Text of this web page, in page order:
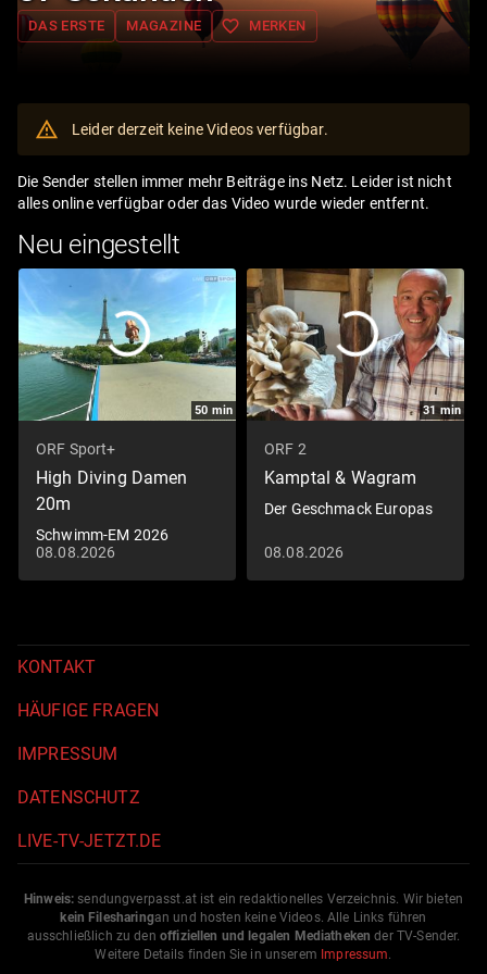
DAS ERSTE MAGAZINE favorite_border MERKEN
Leider derzeit keine Videos verfügbar.
Die Sender stellen immer mehr Beiträge ins Netz. Leider ist nicht
alles online verfügbar oder das Video wurde wieder entfernt.
Neu eingestellt
50 min
ORF Sport+
High Diving Damen
20m
Schwimm-EM 2026
08.08.2026
31 min
ORF 2
Kamptal & Wagram
Der Geschmack Europas
08.08.2026
KONTAKT
HÄUFIGE FRAGEN
IMPRESSUM
DATENSCHUTZ
LIVE-TV-JETZT.DE
Hinweis: sendungverpasst.at ist ein redaktionelles Verzeichnis. Wir bieten
kein Filesharingan und hosten keine Videos. Alle Links führen
ausschließlich zu den offiziellen und legalen Mediatheken der TV-Sender.
Weitere Details finden Sie in unserem Impressum.